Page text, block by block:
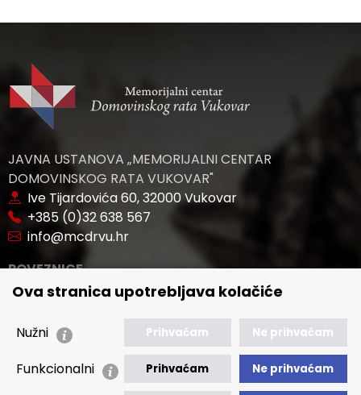
Ova stranica upotrebljava kolačiće
Nužni Prihvaćam Ne prihvaćam
Funkcionalni Prihvaćam Ne prihvaćam
JAVNA USTANOVA „MEMORIJALNI CENTAR
DOMOVINSKOG RATA VUKOVAR"
Ive Tijardovića 60, 32000 Vukovar
+385 (0)32 638 567
info@mcdrvu.hr
POVEZNICE
🢒 Novosti
🢒 Natječaji
🢒 Javna nabava